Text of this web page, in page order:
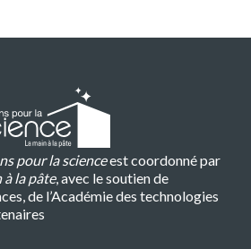
pour la scienceest coordonné par
à la pâte, avec le soutien de
de l’Académie des technologies